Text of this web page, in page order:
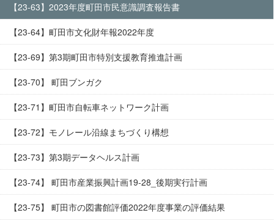
【23-63】2023年度町田市民意識調査報告書
【23-64】町田市文化財年報2022年度
【23-69】第3期町田市特別支援教育推進計画
【23-70】 町田ブンガク
【23-71】町田市自転車ネットワーク計画
【23-72】モノレール沿線まちづくり構想
【23-73】第3期データヘルス計画
【23-74】 町田市産業振興計画19-28_後期実行計画
【23-75】 町田市の図書館評価2022年度事業の評価結果